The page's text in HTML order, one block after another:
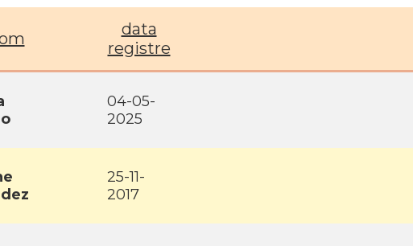
data
registre
04-05-
2025
25-11-
2017